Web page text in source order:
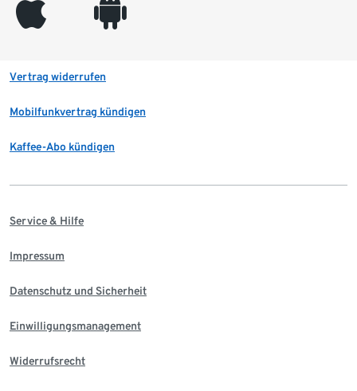
appleinc android
Vertrag widerrufen
Mobilfunkvertrag kündigen
Kaffee-Abo kündigen
Service & Hilfe
Impressum
Datenschutz und Sicherheit
Einwilligungsmanagement
Widerrufsrecht